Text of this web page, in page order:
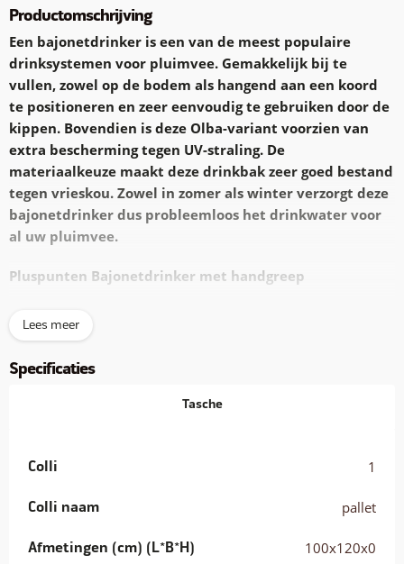
Productomschrijving
Een bajonetdrinker is een van de meest populaire
drinksystemen voor pluimvee. Gemakkelijk bij te
vullen, zowel op de bodem als hangend aan een koord
te positioneren en zeer eenvoudig te gebruiken door de
kippen. Bovendien is deze Olba-variant voorzien van
extra bescherming tegen UV-straling. De
materiaalkeuze maakt deze drinkbak zeer goed bestand
tegen vrieskou. Zowel in zomer als winter verzorgt deze
bajonetdrinker dus probleemloos het drinkwater voor
al uw pluimvee.
Pluspunten Bajonetdrinker met handgreep
Simpel
Eenvoudig
vers drinkwater. Verkrijgbaar in twee kleuren en
serie voor elke oplossing de juiste drinkwatervoorziening.
Gemaakt van extra sterk PP-Copolymeer
Lees meer
Specificaties
Tasche
Colli 1
Colli naam pallet
Afmetingen (cm) (L*B*H) 100x120x0